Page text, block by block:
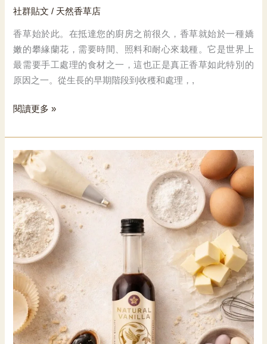
社群貼文 / 天然香草店
香草始於此。在抵達您的廚房之前很久，香草就始於一種嬌
嫩的攀緣蘭花，需要時間、照料和耐心來栽種。它是世界上
最需要手工處理的食材之一，這也正是真正香草如此特別的
原因之一。從生長的早期階段到收穫和處理，,
香
由
此
開
閱讀更多 »